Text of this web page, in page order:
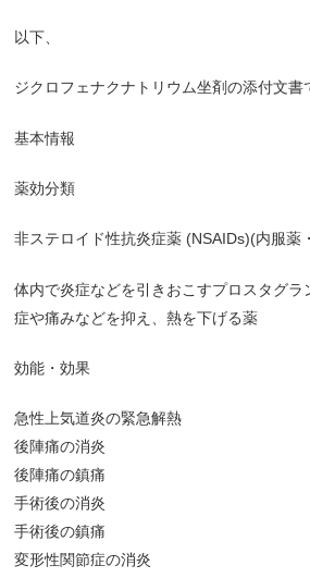
以下、
ジクロフェナクナトリウム坐剤の添付文書
基本情報
薬効分類
非ステロイド性抗炎症薬 (NSAIDs)(内服薬
体内で炎症などを引きおこすプロスタグラ
症や痛みなどを抑え、熱を下げる薬
効能・効果
急性上気道炎の緊急解熱
後陣痛の消炎
後陣痛の鎮痛
手術後の消炎
手術後の鎮痛
変形性関節症の消炎